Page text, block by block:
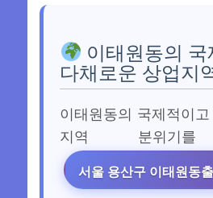
이태원동의
다채로운 상업지
이태원동의 국제적이
지역 분위기를
서울 용산구 이태원동